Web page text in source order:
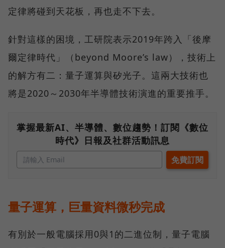
定律將碰到天花板，再也走不下去。
針對這樣的困境，工研院表示2019年跨入「後摩
爾定律時代」（beyond Moore’s law），技術上
的解方有二：量子運算與矽光子。這兩大技術也
將是2020～2030年半導體技術演進的重要推手。
掌握最新AI、半導體、數位趨勢！訂閱《數位
時代》日報及社群活動訊息
量子運算，巨量資料微秒完成
有別於一般電腦採用0與1的二進位制，量子電腦